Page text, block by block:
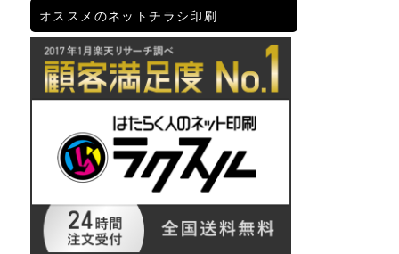
オススメのネットチラシ印刷